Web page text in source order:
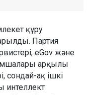
құру
Партия
eGov және
арқылы
сондай-ақ ішкі
интеллект